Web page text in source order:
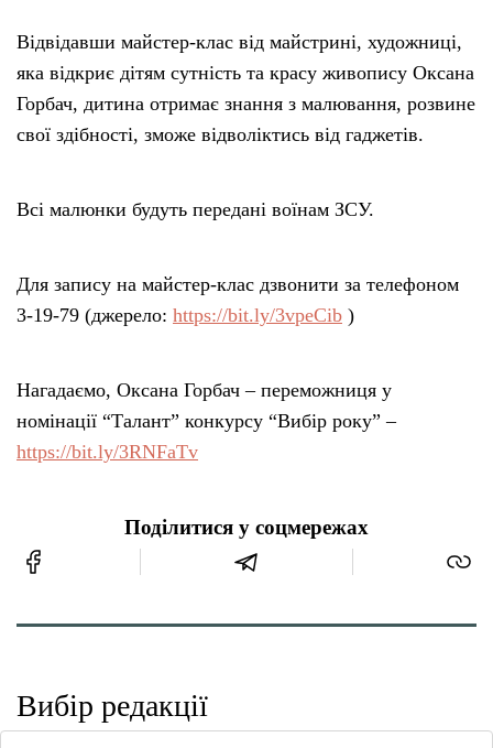
Відвідавши майстер-клас від майстрині, художниці,
яка відкриє дітям сутність та красу живопису Оксана
Горбач, дитина отримає знання з малювання, розвине
свої здібності, зможе відволіктись від гаджетів.
Всі малюнки будуть передані воїнам ЗСУ.
Для запису на майстер-клас дзвонити за телефоном
3-19-79 (джерело: https://bit.ly/3vpeCib )
Нагадаємо, Оксана Горбач – переможниця у
номінації “Талант” конкурсу “Вибір року” –
https://bit.ly/3RNFaTv
Поділитися у соцмережах
Вибір редакції